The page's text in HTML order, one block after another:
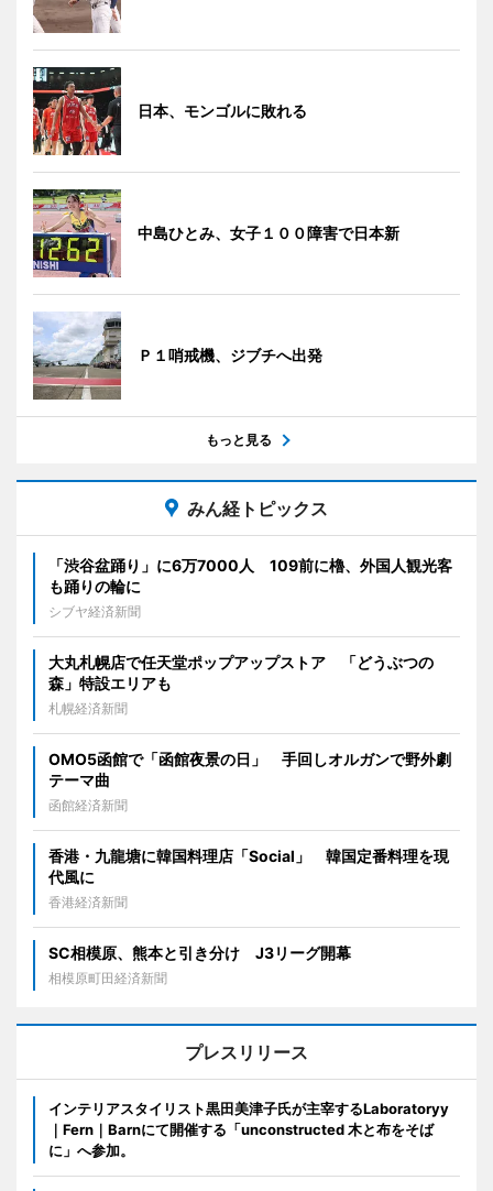
日本、モンゴルに敗れる
中島ひとみ、女子１００障害で日本新
Ｐ１哨戒機、ジブチへ出発
もっと見る
みん経トピックス
「渋谷盆踊り」に6万7000人 109前に櫓、外国人観光客
も踊りの輪に
シブヤ経済新聞
大丸札幌店で任天堂ポップアップストア 「どうぶつの
森」特設エリアも
札幌経済新聞
OMO5函館で「函館夜景の日」 手回しオルガンで野外劇
テーマ曲
函館経済新聞
香港・九龍塘に韓国料理店「Social」 韓国定番料理を現
代風に
香港経済新聞
SC相模原、熊本と引き分け J3リーグ開幕
相模原町田経済新聞
プレスリリース
インテリアスタイリスト黒田美津子氏が主宰するLaboratoryy
｜Fern｜Barnにて開催する「unconstructed 木と布をそば
に」へ参加。